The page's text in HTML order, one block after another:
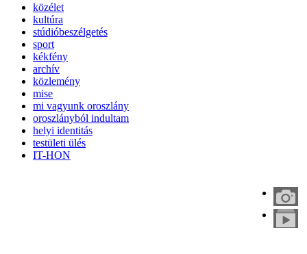
közélet
kultúra
stúdióbeszélgetés
sport
kékfény
archív
közlemény
mise
mi vagyunk oroszlány
oroszlányból indultam
helyi identitás
testületi ülés
IT-HON